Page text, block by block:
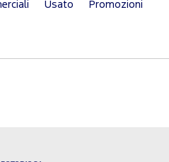
Usato Promozioni